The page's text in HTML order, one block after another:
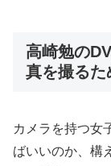
高崎勉の
真を撮るた
カメラを持つ女
ばいいのか、構